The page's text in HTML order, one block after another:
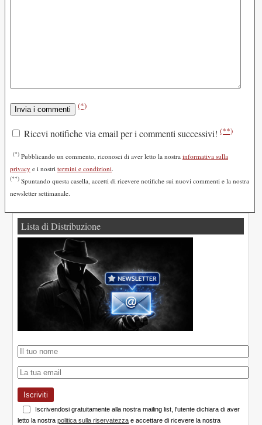
(*)
Ricevi notifiche via email per i commenti successivi! (**)
(*) Pubblicando un commento, riconosci di aver letto la nostra informativa sulla
privacy e i nostri termini e condizioni.
(**) Spuntando questa casella, accetti di ricevere notifiche sui nuovi commenti e la nostra
newsletter settimanale.
Lista di Distribuzione
Iscriviti
Iscrivendosi gratuitamente alla nostra mailing list, l'utente dichiara di aver
letto la nostrapolitica sulla riservatezza e accettare di ricevere la nostra